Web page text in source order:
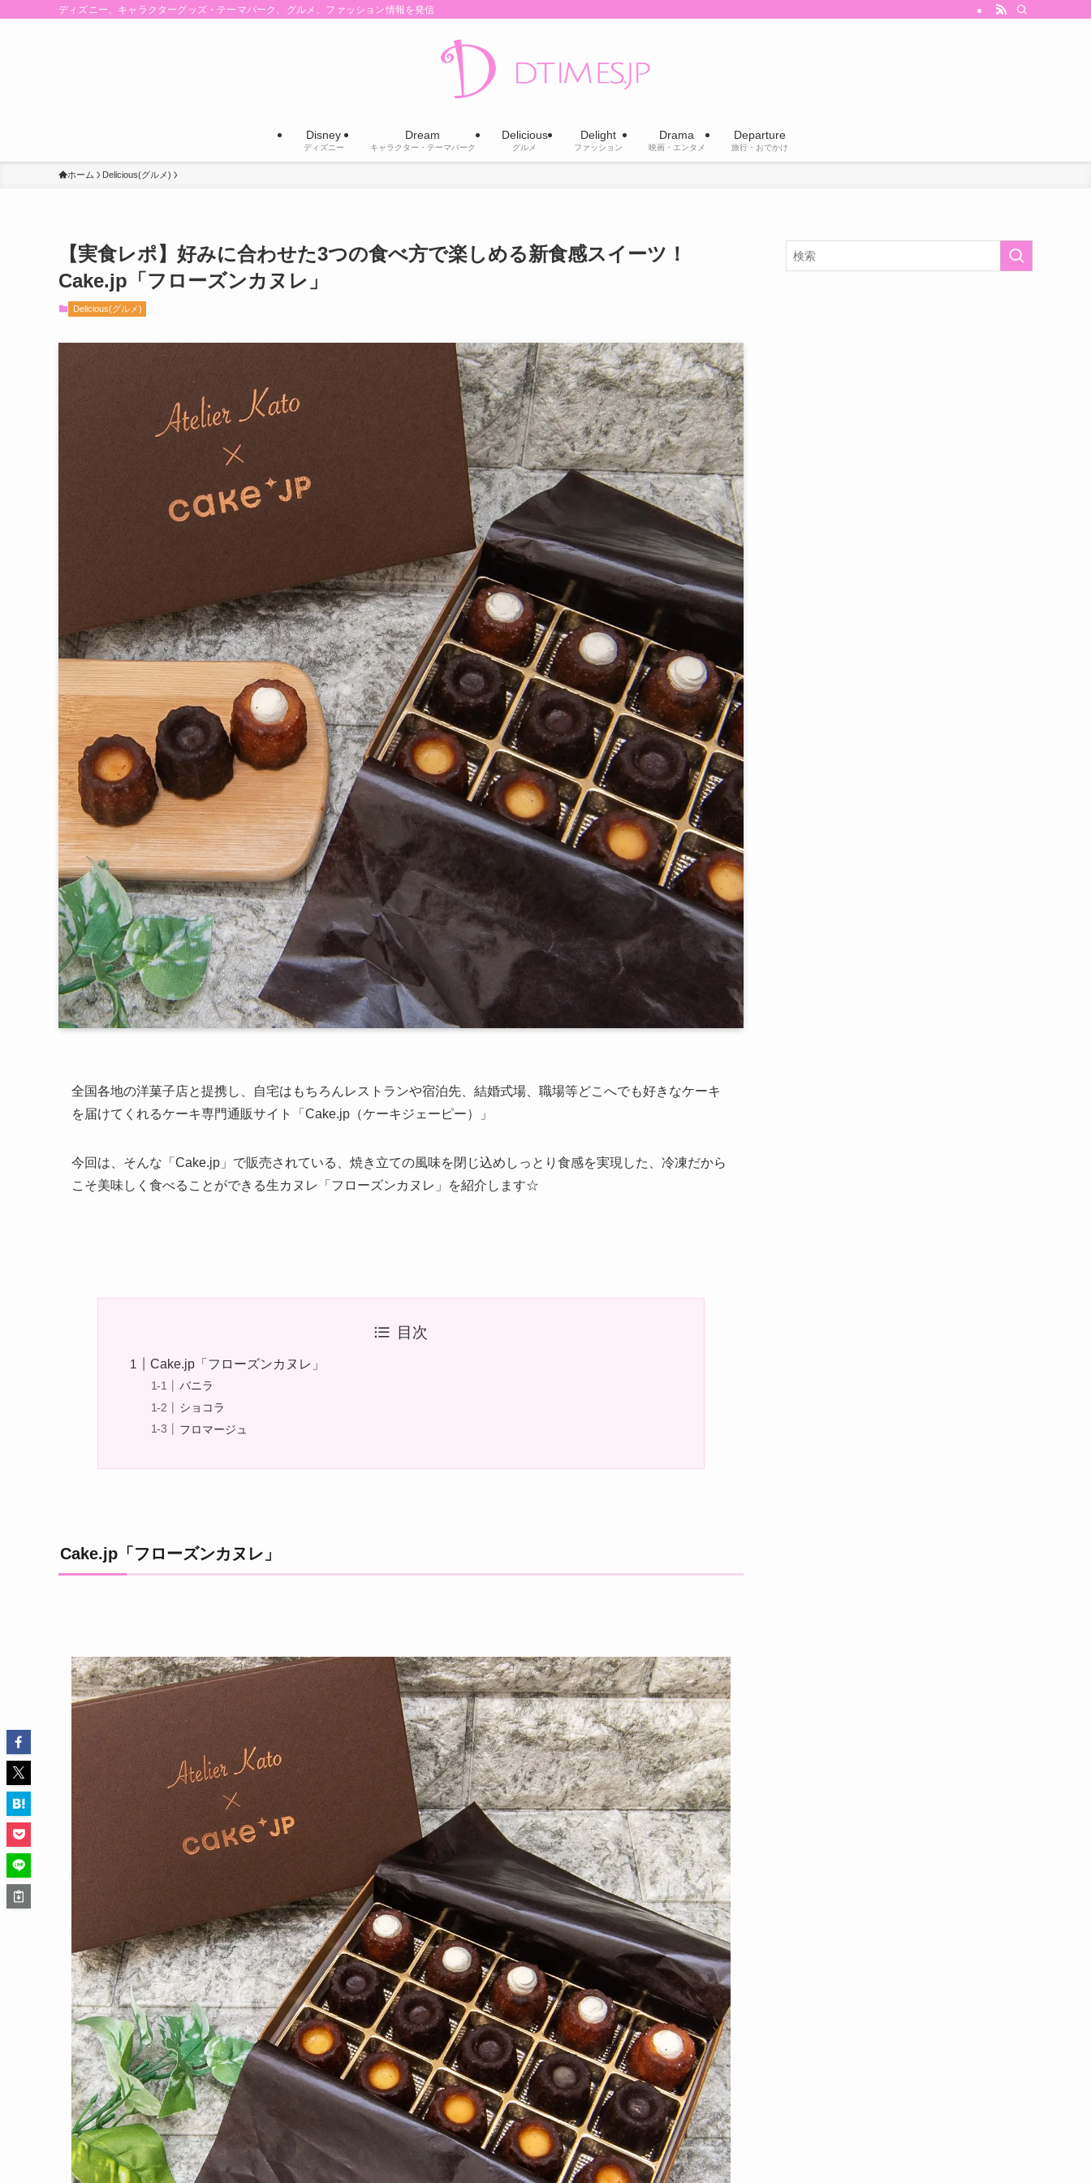
ディズニー、キャラクターグッズ・テーマパーク、グルメ、ファッション情報を発信
Disney
ディズニー
Dream
キャラクター・テーマパーク
Delicious
グルメ
Delight
ファッション
Drama
映画・エンタメ
Departure
旅行・おでかけ
ホーム Delicious(グルメ)
【実食レポ】好みに合わせた3つの食べ方で楽しめる新食感スイーツ！
Cake.jp「フローズンカヌレ」
Delicious(グルメ)
全国各地の洋菓子店と提携し、自宅はもちろんレストランや宿泊先、結婚式場、職場等どこへでも好きなケーキ
を届けてくれるケーキ専門通販サイト「Cake.jp（ケーキジェーピー）」
今回は、そんな「Cake.jp」で販売されている、焼き立ての風味を閉じ込めしっとり食感を実現した、冷凍だから
こそ美味しく食べることができる生カヌレ「フローズンカヌレ」を紹介します☆
目次
Cake.jp「フローズンカヌレ」
バニラ
ショコラ
フロマージュ
Cake.jp「フローズンカヌレ」